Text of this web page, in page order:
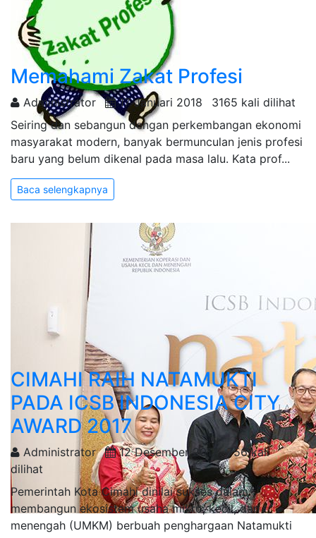
Memahami Zakat Profesi
Administrator 17 Januari 2018
3165 kali dilihat
Seiring dan sebangun dengan perkembangan ekonomi
masyarakat modern, banyak bermunculan jenis profesi
baru yang belum dikenal pada masa lalu. Kata prof...
Baca selengkapnya
CIMAHI RAIH NATAMUKTI
PADA ICSB INDONESIA CITY
AWARD 2017
Administrator 12 Desember 2017
756 kali
dilihat
Pemerintah Kota Cimahi dinilai sukses dalam
membangun ekosistem usaha mikro, kecil, dan
menengah (UMKM) berbuah penghargaan Natamukti